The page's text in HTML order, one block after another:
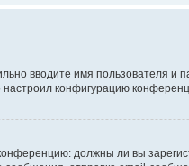
вводите имя пользователя
конфигурацию
должны ли вы